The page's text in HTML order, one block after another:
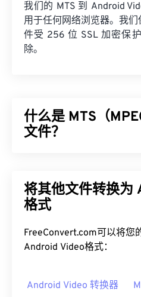
我们的 MTS 到 Android
用于任何网络浏览器。我
件受 256 位 SSL 加密保
除。
什么是 MTS（
文件？
但佳能、JVC和其他摄像
件类型也兼容
如何打开 MTS 文件
此，只需双击该文件即可在
将其他文件转换
格式
FreeConvert.com可以将您
Android Video格式：
Android Video 转换器